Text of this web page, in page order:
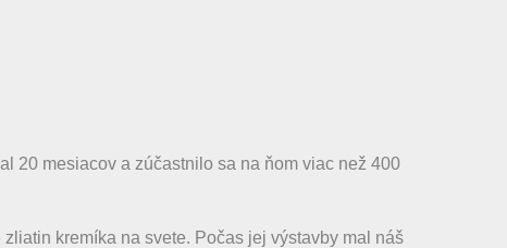
20 mesiacov a zúčastnilo sa na ňom viac než 400
kremíka na svete. Počas jej výstavby mal náš